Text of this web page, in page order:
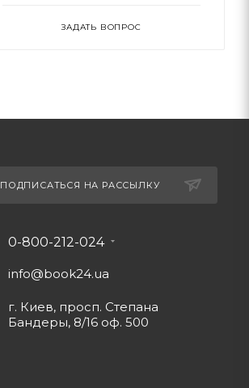
ЗАДАТЬ ВОПРОС
ПОДПИСАТЬСЯ НА РАССЫЛКУ
0-800-212-024
info@book24.ua
г. Киев, просп. Степана
Бандеры, 8/16 оф. 500